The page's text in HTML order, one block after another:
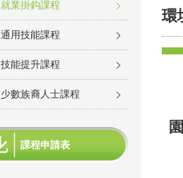
就業掛鈎課程
通用技能課程
技能提升課程
少數族裔人士課程
課程申請表
環